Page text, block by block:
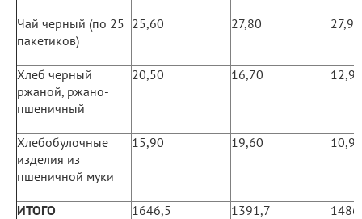
Чай черный (по 25
пакетиков)
25,60 27,80 27,90
Хлеб черный
ржаной, ржано-
пшеничный
20,50 16,70 12,90
Хлебобулочные
изделия из
пшеничной муки
15,90 19,60 10,9
ИТОГО 1646,5 1391,7